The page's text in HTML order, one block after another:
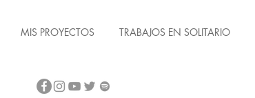
MIS PROYECTOS TRABAJOS EN SOLITARIO